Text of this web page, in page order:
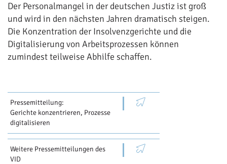
Der Personalmangel in der deutschen Justiz ist groß
und wird in den nächsten Jahren dramatisch steigen.
Die Konzentration der Insolvenzgerichte und die
Digitalisierung von Arbeitsprozessen können
zumindest teilweise Abhilfe schaffen.
Pressemitteilung:
Gerichte konzentrieren, Prozesse
digitalisieren
Weitere Pressemitteilungen des
VID